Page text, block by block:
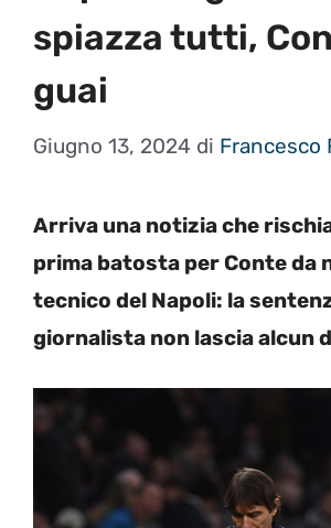
spiazza tutti,
guai
Giugno 13, 2024 di Francesco
Arriva una notizia che
prima batosta per Conte da
tecnico del Napoli: la
giornalista non lascia alcun